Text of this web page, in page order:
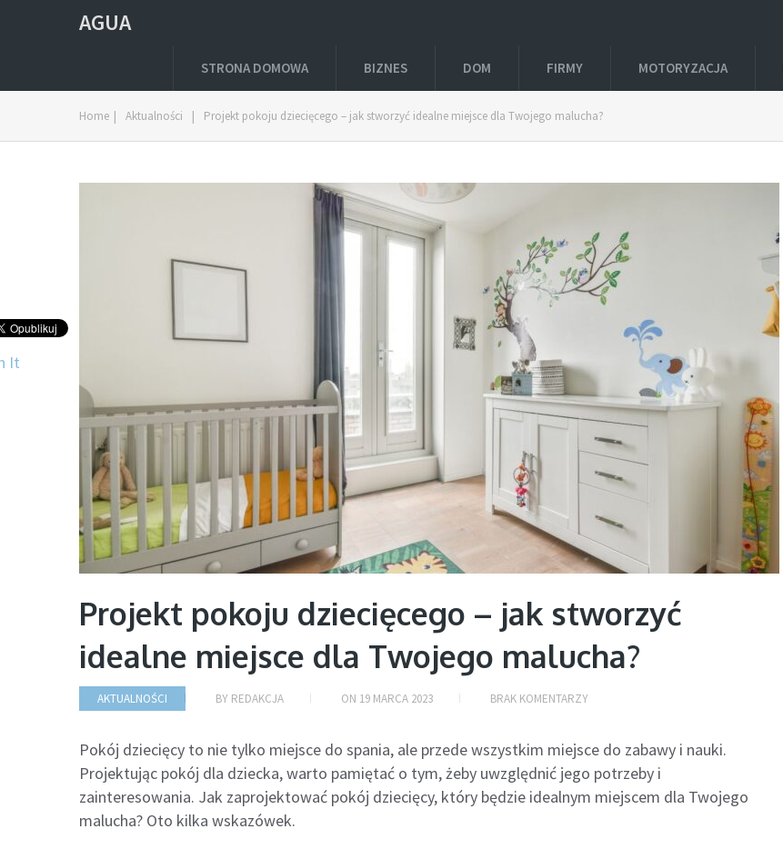
AGUA
STRONA DOMOWA BIZNES DOM FIRMY MOTORYZACJA
Home | Aktualności | Projekt pokoju dziecięcego – jak stworzyć idealne miejsce dla Twojego malucha?
Projekt pokoju dziecięcego – jak stworzyć
idealne miejsce dla Twojego malucha?
AKTUALNOŚCI BY REDAKCJA ON 19 MARCA 2023 BRAK KOMENTARZY
Pokój dziecięcy to nie tylko miejsce do spania, ale przede wszystkim miejsce do zabawy i nauki.
Projektując pokój dla dziecka, warto pamiętać o tym, żeby uwzględnić jego potrzeby i
zainteresowania. Jak zaprojektować pokój dziecięcy, który będzie idealnym miejscem dla Twojego
malucha? Oto kilka wskazówek.
It